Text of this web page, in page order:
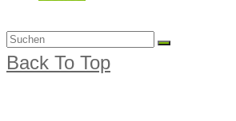
Back To Top